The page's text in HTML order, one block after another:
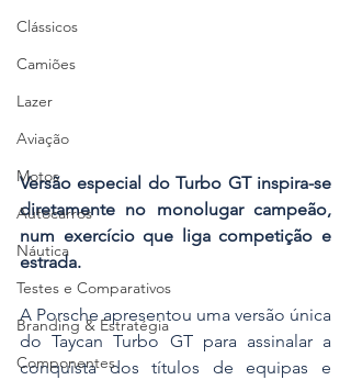
Clássicos
Camiões
Lazer
Aviação
Motos
Autocarros
Náutica
Testes e Comparativos
Branding & Estratégia
Componentes
Versão especial do Turbo GT inspira-se
diretamente no monolugar campeão,
num exercício que liga competição e
estrada.
A Porsche apresentou uma versão única
do Taycan Turbo GT para assinalar a
conquista dos títulos de equipas e